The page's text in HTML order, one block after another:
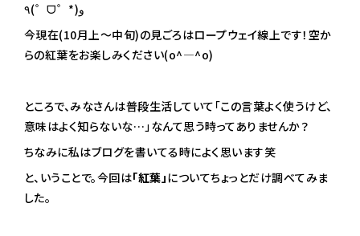
٩(゜ᗜ゜*)و
今現在(10月上～中旬)の見ごろはロープウェイ線上です！空か
らの紅葉をお楽しみください(o^―^o)
ところで、みなさんは普段生活していて「この言葉よく使うけど、
意味はよく知らないな…」なんて思う時ってありませんか？
ちなみに私はブログを書いてる時によく思います笑
と、いうことで。今回は「紅葉」についてちょっとだけ調べてみま
した。